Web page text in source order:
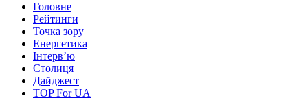
Головне
Рейтинги
Точка зору
Енергетика
Інтерв’ю
Столиця
Дайджест
TOP For UA